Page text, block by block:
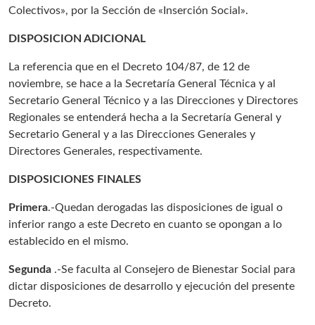
Colectivos», por la Sección de «Inserción Social».
DISPOSICION ADICIONAL
La referencia que en el Decreto 104/87, de 12 de
noviembre, se hace a la Secretaría General Técnica y al
Secretario General Técnico y a las Direcciones y Directores
Regionales se entenderá hecha a la Secretaría General y
Secretario General y a las Direcciones Generales y
Directores Generales, respectivamente.
DISPOSICIONES FINALES
Primera.-Quedan derogadas las disposiciones de igual o
inferior rango a este Decreto en cuanto se opongan a lo
establecido en el mismo.
Segunda .-Se faculta al Consejero de Bienestar Social para
dictar disposiciones de desarrollo y ejecución del presente
Decreto.